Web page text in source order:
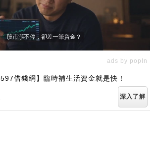
ads by popIn
借錢網】臨時補生活資金就是快！
深入了解